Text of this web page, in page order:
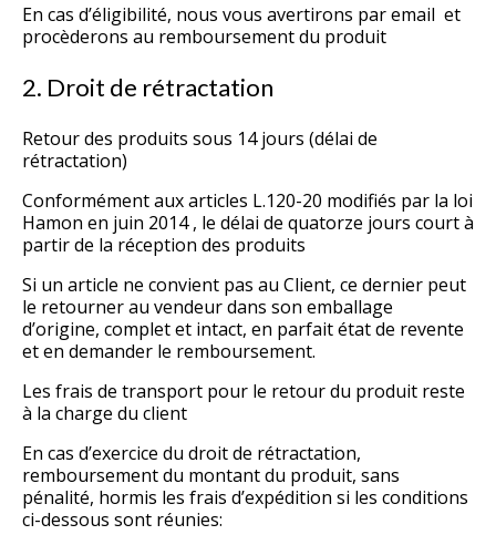
En cas d’éligibilité, nous vous avertirons par email et
procèderons au remboursement du produit
2. Droit de rétractation
Retour des produits sous 14 jours (délai de
rétractation)
Conformément aux articles L.120-20 modifiés par la loi
Hamon en juin 2014 , le délai de quatorze jours court à
partir de la réception des produits
Si un article ne convient pas au Client, ce dernier peut
le retourner au vendeur dans son emballage
d’origine, complet et intact, en parfait état de revente
et en demander le remboursement.
Les frais de transport pour le retour du produit reste
à la charge du client
En cas d’exercice du droit de rétractation,
remboursement du montant du produit, sans
pénalité, hormis les frais d’expédition si les conditions
ci-dessous sont réunies: